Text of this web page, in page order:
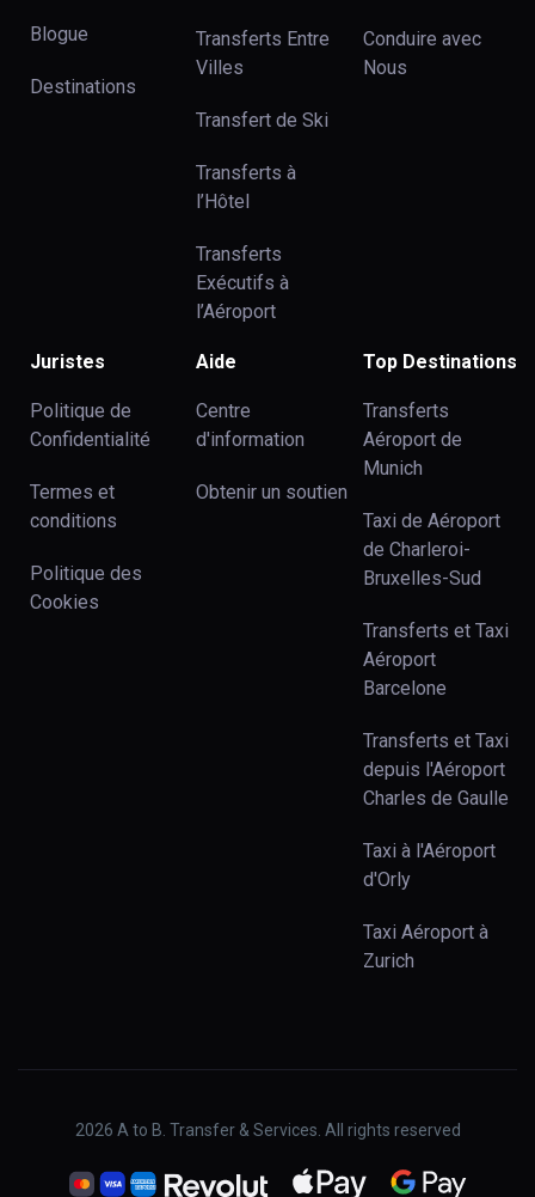
Blogue
Destinations
Transferts Entre
Villes
Transfert de Ski
Transferts à
l’Hôtel
Transferts
Exécutifs à
l’Aéroport
Conduire avec
Nous
Juristes
Politique de
Confidentialité
Termes et
conditions
Politique des
Cookies
Aide
Centre
d'information
Obtenir un soutien
Top Destinations
Transferts
Aéroport de
Munich
Taxi de Aéroport
de Charleroi-
Bruxelles-Sud
Transferts et Taxi
Aéroport
Barcelone
Transferts et Taxi
depuis l'Aéroport
Charles de Gaulle
Taxi à l'Aéroport
d'Orly
Taxi Aéroport à
Zurich
2026 A to B. Transfer & Services. All rights reserved